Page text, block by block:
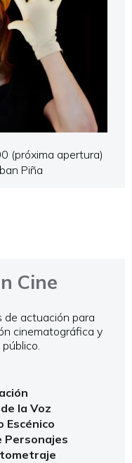
(próxima apertura)
Piña
Cine
de actuación para
cinematográfica y
la Voz
Escénico